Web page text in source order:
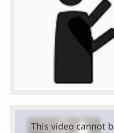
This video cannot